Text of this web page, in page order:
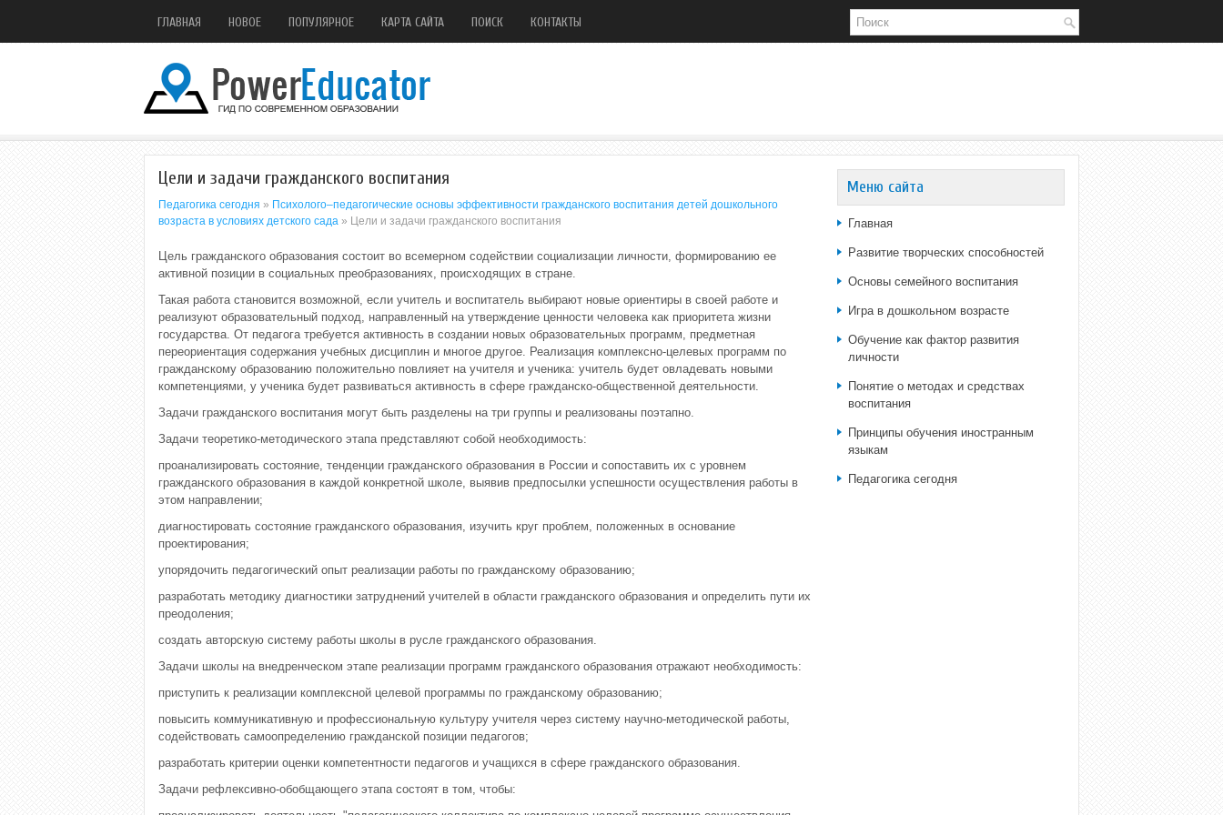
ГЛАВНАЯ НОВОЕ ПОПУЛЯРНОЕ КАРТА САЙТА ПОИСК КОНТАКТЫ
Цели и задачи гражданского воспитания
Педагогика сегодня » Психолого–педагогические основы эффективности гражданского воспитания детей дошкольного
возраста в условиях детского сада » Цели и задачи гражданского воспитания
Цель гражданского образования состоит во всемерном содействии социализации личности, формированию ее
активной позиции в социальных преобразованиях, происходящих в стране.
Такая работа становится возможной, если учитель и воспитатель выбирают новые ориентиры в своей работе и
реализуют образовательный подход, направленный на утверждение ценности человека как приоритета жизни
государства. От педагога требуется активность в создании новых образовательных программ, предметная
переориентация содержания учебных дисциплин и многое другое. Реализация комплексно-целевых программ по
гражданскому образованию положительно повлияет на учителя и ученика: учитель будет овладевать новыми
компетенциями, у ученика будет развиваться активность в сфере гражданско-общественной деятельности.
Задачи гражданского воспитания могут быть разделены на три группы и реализованы поэтапно.
Задачи теоретико-методического этапа представляют собой необходимость:
проанализировать состояние, тенденции гражданского образования в России и сопоставить их с уровнем
гражданского образования в каждой конкретной школе, выявив предпосылки успешности осуществления работы в
этом направлении;
диагностировать состояние гражданского образования, изучить круг проблем, положенных в основание
проектирования;
упорядочить педагогический опыт реализации работы по гражданскому образованию;
разработать методику диагностики затруднений учителей в области гражданского образования и определить пути их
преодоления;
создать авторскую систему работы школы в русле гражданского образования.
Задачи школы на внедренческом этапе реализации программ гражданского образования отражают необходимость:
приступить к реализации комплексной целевой программы по гражданскому образованию;
повысить коммуникативную и профессиональную культуру учителя через систему научно-методической работы,
содействовать самоопределению гражданской позиции педагогов;
разработать критерии оценки компетентности педагогов и учащихся в сфере гражданского образования.
Задачи рефлексивно-обобщающего этапа состоят в том, чтобы:
Меню сайта
Главная
Развитие творческих способностей
Основы семейного воспитания
Игра в дошкольном возрасте
Обучение как фактор развития
личности
Понятие о методах и средствах
воспитания
Принципы обучения иностранным
языкам
Педагогика сегодня